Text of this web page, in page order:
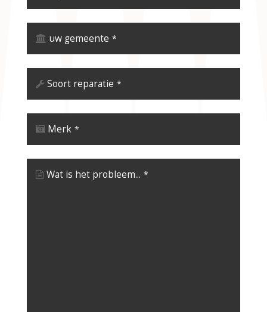
uw gemeente *
Soort reparatie *
Merk *
Wat is het probleem... *